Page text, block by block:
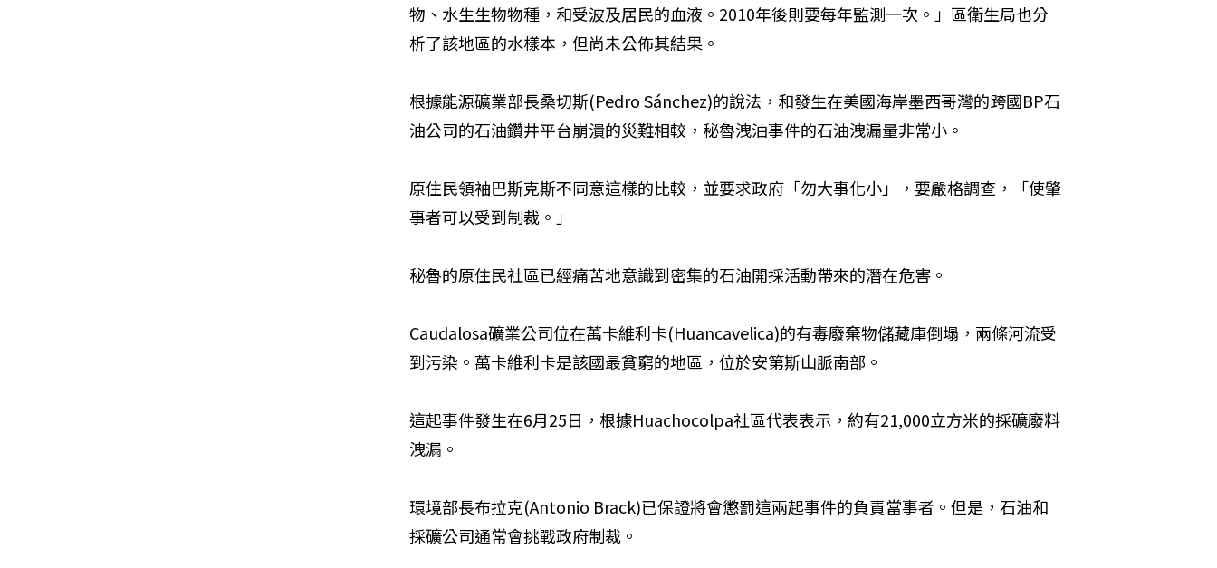
物、水生生物物種，和受波及居民的血液。2010年後則要每年監測一次。」區衛生局也分
析了該地區的水樣本，但尚未公佈其結果。
根據能源礦業部長桑切斯(Pedro Sánchez)的說法，和發生在美國海岸墨西哥灣的跨國BP石
油公司的石油鑽井平台崩潰的災難相較，秘魯洩油事件的石油洩漏量非常小。
原住民領袖巴斯克斯不同意這樣的比較，並要求政府「勿大事化小」，要嚴格調查，「使肇
事者可以受到制裁。」
秘魯的原住民社區已經痛苦地意識到密集的石油開採活動帶來的潛在危害。
Caudalosa礦業公司位在萬卡維利卡(Huancavelica)的有毒廢棄物儲藏庫倒塌，兩條河流受
到污染。萬卡維利卡是該國最貧窮的地區，位於安第斯山脈南部。
這起事件發生在6月25日，根據Huachocolpa社區代表表示，約有21,000立方米的採礦廢料
洩漏。
環境部長布拉克(Antonio Brack)已保證將會懲罰這兩起事件的負責當事者。但是，石油和
採礦公司通常會挑戰政府制裁。